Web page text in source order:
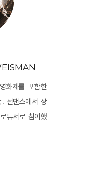
시켜 만든 사운
든다. <골칫덩어
낸 시각적, 청각
여기고 쫓아내
화제를 포함한
. 선댄스에서 상
듀서로 참여했